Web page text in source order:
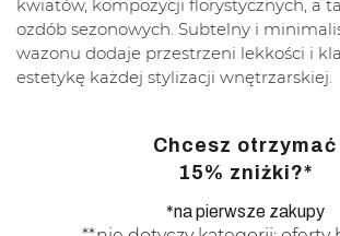
kwiatów, kompozycji florystycznych, a
ozdób sezonowych. Subtelny i
wazonu dodaje przestrzeni lekkości i
estetykę każdej stylizacji wnętrzarskiej.
Chcesz otrzymać
15% zniżki?*
*na pierwsze zakupy